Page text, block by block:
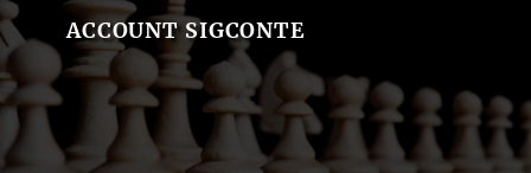
ACCOUNT SIGCONTE